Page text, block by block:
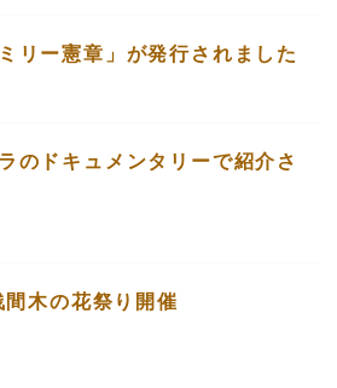
リー憲章」が発行されました
のドキュメンタリーで紹介さ
木の花祭り開催